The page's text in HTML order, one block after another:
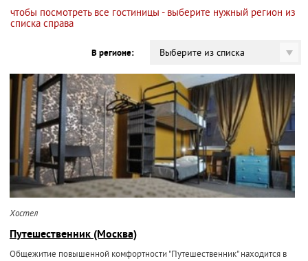
чтобы посмотреть все гостиницы - выберите нужный регион из
списка справа
В регионе: Выберите из списка
Хостел
Путешественник (Москва)
Общежитие повышенной комфортности "Путешественник" находится в